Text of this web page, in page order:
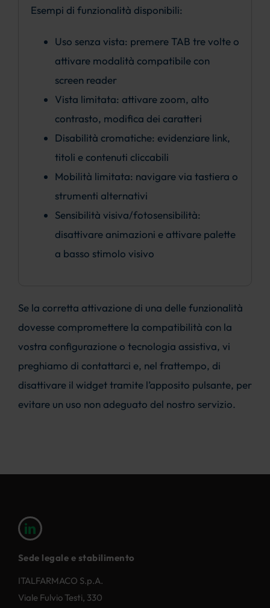
Esempi di funzionalità disponibili:
Uso senza vista: premere TAB tre volte o
attivare modalità compatibile con
screen reader
Vista limitata: attivare zoom, alto
contrasto, modifica dei caratteri
Disabilità cromatiche: evidenziare link,
titoli e contenuti cliccabili
Mobilità limitata: navigare via tastiera o
strumenti alternativi
Sensibilità visiva/fotosensibilità:
disattivare animazioni e attivare palette
a basso stimolo visivo
Se la corretta attivazione di una delle funzionalità
dovesse compromettere la compatibilità con la
vostra configurazione o tecnologia assistiva, vi
preghiamo di contattarci e, nel frattempo, di
disattivare il widget tramite l’apposito pulsante, per
evitare un uso non adeguato del nostro servizio.
Sede legale e stabilimento
ITALFARMACO S.p.A.
Viale Fulvio Testi, 330